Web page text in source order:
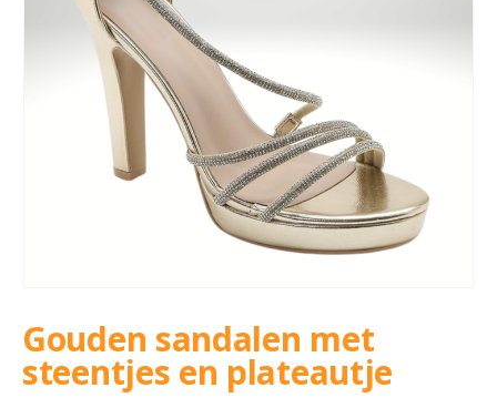
Gouden sandalen met
steentjes en plateautje